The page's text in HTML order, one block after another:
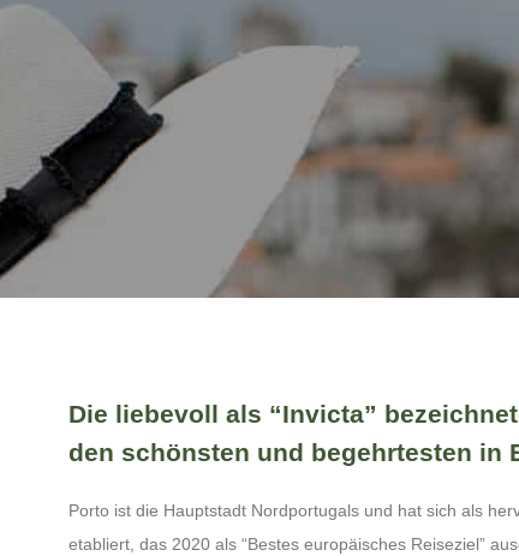
Die liebevoll als “Invicta”
den schönsten und begehrtesten in
Porto ist die Hauptstadt Nordportugals und hat sich als
etabliert, das 2020 als “Bestes europäisches Reiseziel”